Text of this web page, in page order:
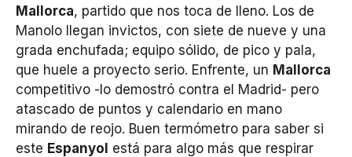
Mallorca, partido que nos toca de lleno. Los de
Manolo llegan invictos, con siete de nueve y una
grada enchufada; equipo sólido, de pico y pala,
que huele a proyecto serio. Enfrente, un Mallorca
competitivo -lo demostró contra el Madrid- pero
atascado de puntos y calendario en mano
mirando de reojo. Buen termómetro para saber si
este Espanyol está para algo más que respirar